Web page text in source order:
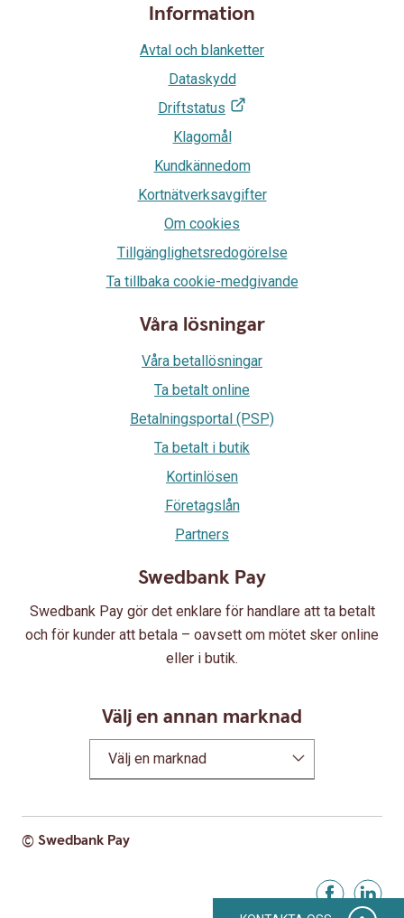
Swedbank Pay
Swedbank Pay gör det enklare för handlare att ta betalt
och för kunder att betala – oavsett om mötet sker online
eller i butik.
Välj en annan marknad
Välj en marknad
Information
Avtal och blanketter
Dataskydd
Driftstatus
Klagomål
Kundkännedom
Kortnätverksavgifter
Om cookies
Tillgänglighetsredogörelse
Ta tillbaka cookie-medgivande
Våra lösningar
Våra betallösningar
Ta betalt online
Betalningsportal (PSP)
Ta betalt i butik
Kortinlösen
Företagslån
Partners
© Swedbank Pay